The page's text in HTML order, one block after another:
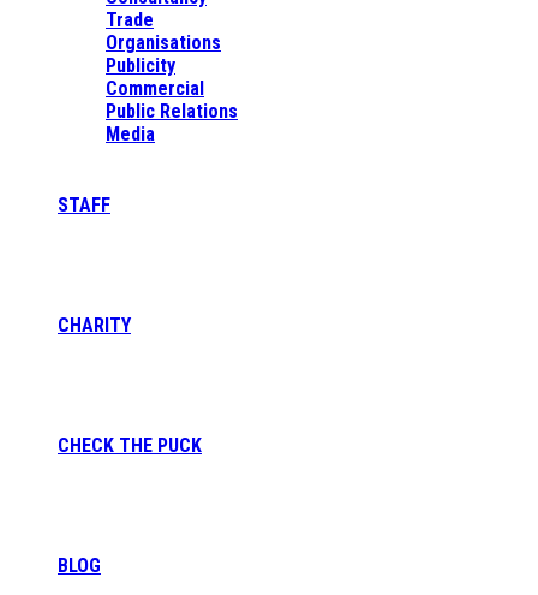
Trade
Organisations
Publicity
Commercial
Public Relations
Media
STAFF
CHARITY
CHECK THE PUCK
BLOG